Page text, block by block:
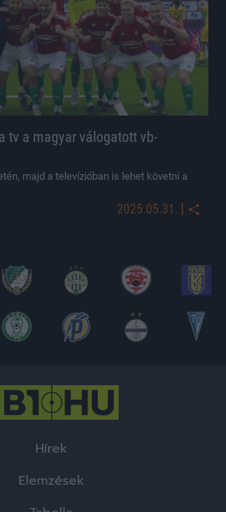
tv a magyar válogatott vb-
majd a televízióban is lehet követni a
2025.05.31. |
Hírek
Elemzések